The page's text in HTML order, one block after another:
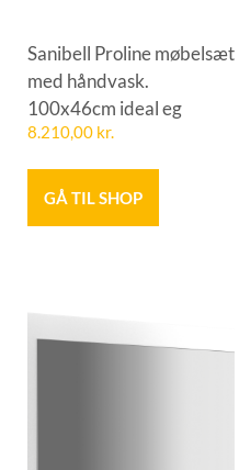
Sanibell Proline møbelsæt
med håndvask.
100x46cm ideal eg
8.210,00 kr.
GÅ TIL SHOP